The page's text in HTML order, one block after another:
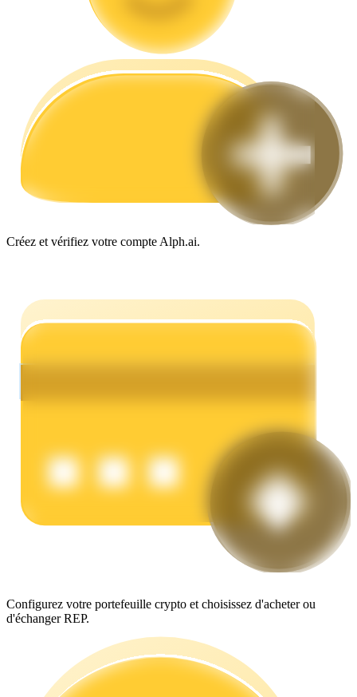
Guide
Guide de démarrage des contrats à terme
Gagnez quotidiennement des récompenses compétitives
Créez et vérifiez votre compte Alph.ai.
Configurez votre portefeuille crypto et choisissez d'acheter ou
d'échanger REP.